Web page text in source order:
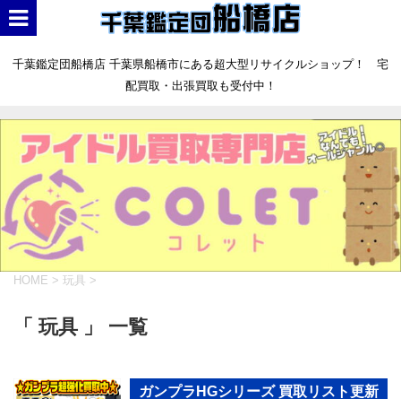
千葉鑑定団船橋店 千葉県船橋市にある超大型リサイクルショップ！ 宅
配買取・出張買取も受付中！
HOME > 玩具 >
「 玩具 」 一覧
ガンプラHGシリーズ 買取リスト更新